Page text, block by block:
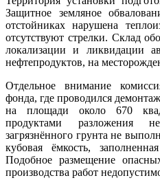
Защитное земляное
отстойниках нарушена
отсутствуют стрелки. Склад
локализации и ликвидации
нефтепродуктов, на
Отдельное внимание
фонда, где проводился
на площади около 670
продуктами разложения
загрязнённого грунта не
кубовая ёмкость,
Подобное размещение
производства работ